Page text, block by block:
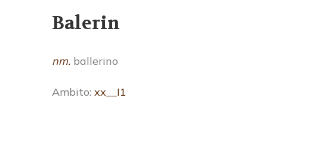
Balerin
nm. ballerino
Ambito: xx__I1